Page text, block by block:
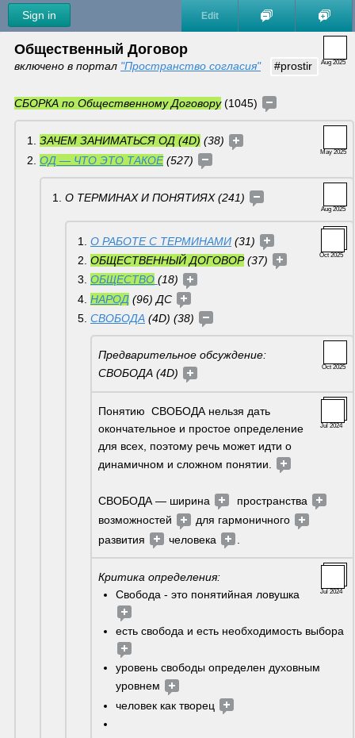
Sign in Edit
Aug 2025
Общественный Договор
включено в портал "Пространство согласия" #prostir
СБОРКА по Общественному Договору (1045)
May 2025
ЗАЧЕМ ЗАНИМАТЬСЯ ОД (4D) (38)
ОД — ЧТО ЭТО ТАКОЕ (527)
Aug 2025
О ТЕРМИНАХ И ПОНЯТИЯХ (241)
Oct 2025
О РАБОТЕ С ТЕРМИНАМИ (31)
ОБЩЕСТВЕННЫЙ ДОГОВОР (37)
ОБЩЕСТВО (18)
НАРОД (96) ДС
СВОБОДА (4D) (38)
Oct 2025
Предварительное обсуждение:
СВОБОДА (4D)
Jul 2024
Понятию  СВОБОДА нельзя дать
окончательное и простое определение
для всех, поэтому речь может идти о
динамичном и сложном понятии.
СВОБОДА — ширина
  пространства
возможностей
для гармоничного
развития
человека
Jul 2024
Критика определения:
Свобода - это понятийная ловушка
уровень свободы определен духовным
уровнем
человек как творец